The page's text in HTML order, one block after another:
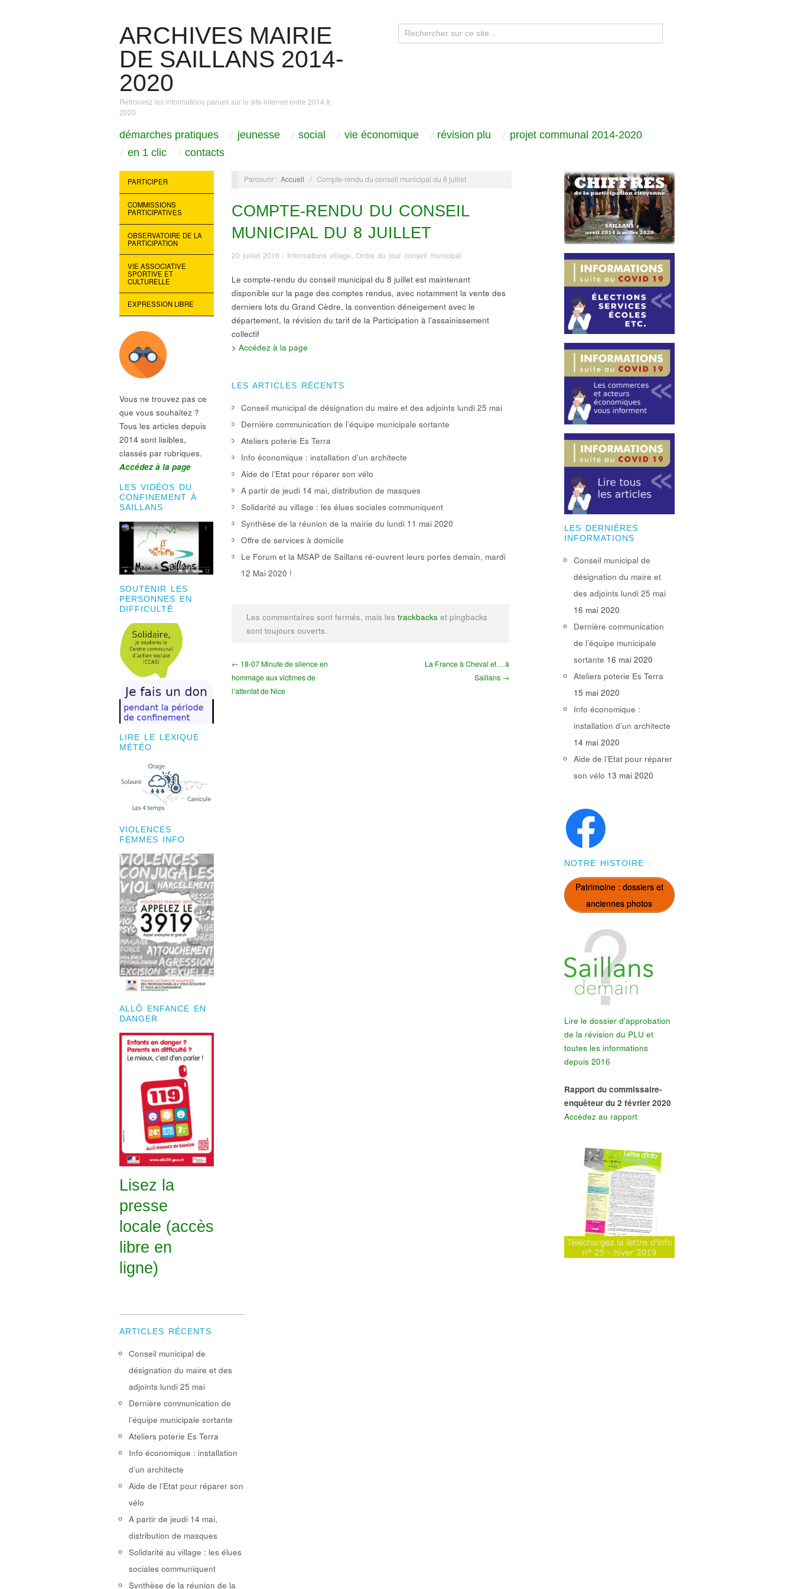
ARCHIVES MAIRIE
DE SAILLANS 2014-
2020
Retrouvez les informations parues sur le site internet entre 2014 à
2020
démarches pratiques jeunesse social vie économique révision plu
projet communal 2014-2020
en 1 clic
contacts
PARTICIPER
COMMISSIONS
PARTICIPATIVES
OBSERVATOIRE DE LA
PARTICIPATION
VIE ASSOCIATIVE
SPORTIVE ET
CULTURELLE
EXPRESSION LIBRE
Vous ne trouvez pas ce
que vous souhaitez ?
Tous les articles depuis
2014 sont lisibles,
classés par rubriques.
Accédez à la page
LES VIDÉOS DU
CONFINEMENT À
SAILLANS
SOUTENIR LES
PERSONNES EN
DIFFICULTÉ
LIRE LE LEXIQUE
MÉTÉO
VIOLENCES
FEMMES INFO
ALLÔ ENFANCE EN
DANGER
Lisez la
presse
locale (accès
libre en
ligne)
Parcourir : Accueil / Compte-rendu du conseil municipal du 8 juillet
COMPTE-RENDU DU CONSEIL
MUNICIPAL DU 8 JUILLET
20 juillet 2016 / Informations village Ordre du jour conseil municipal
Le compte-rendu du conseil municipal du 8 juillet est maintenant
disponible sur la page des comptes rendus, avec notamment la vente des
derniers lots du Grand Cèdre, la convention déneigement avec le
département, la révision du tarif de la Participation à l’assainissement
collectif
> Accédez à la page
LES ARTICLES RÉCENTS
Conseil municipal de désignation du maire et des adjoints lundi 25 mai
Dernière communication de l’équipe municipale sortante
Ateliers poterie Es Terra
Info économique : installation d’un architecte
Aide de l’Etat pour réparer son vélo
A partir de jeudi 14 mai, distribution de masques
Solidarité au village : les élues sociales communiquent
Synthèse de la réunion de la mairie du lundi 11 mai 2020
Offre de services à domicile
Le Forum et la MSAP de Saillans ré-ouvrent leurs portes demain, mardi
12 Mai 2020 !
Les commentaires sont fermés, mais les trackbacks et pingbacks
sont toujours ouverts.
← 18-07 Minute de silence en
hommage aux victimes de
l’attentat de Nice
La France à Cheval et… à
Saillans →
LES DERNIÈRES
INFORMATIONS
Conseil municipal de
désignation du maire et
des adjoints lundi 25 mai
16 mai 2020
Dernière communication
de l’équipe municipale
sortante 16 mai 2020
Ateliers poterie Es Terra
15 mai 2020
Info économique :
installation d’un architecte
14 mai 2020
Aide de l’Etat pour réparer
son vélo 13 mai 2020
NOTRE HISTOIRE :
Patrimoine : dossiers et
anciennes photos
Lire le dossier d'approbation
de la révision du PLU et
toutes les informations
depuis 2016
Rapport du commissaire-
enquêteur du 2 février 2020
Accédez au rapport
ARTICLES RÉCENTS
Conseil municipal de
désignation du maire et des
adjoints lundi 25 mai
Dernière communication de
l’équipe municipale sortante
Ateliers poterie Es Terra
Info économique : installation
d’un architecte
Aide de l’Etat pour réparer son
vélo
A partir de jeudi 14 mai,
distribution de masques
Solidarité au village : les élues
sociales communiquent
Synthèse de la réunion de la